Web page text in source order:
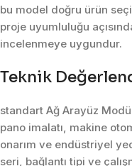
bu model doğru ürün
proje uyumluluğu
incelenmeye uygundur.
Teknik
standart Ağ Arayüz
pano imalatı, makine
onarım ve endüstriyel
seri, bağlantı tipi ve